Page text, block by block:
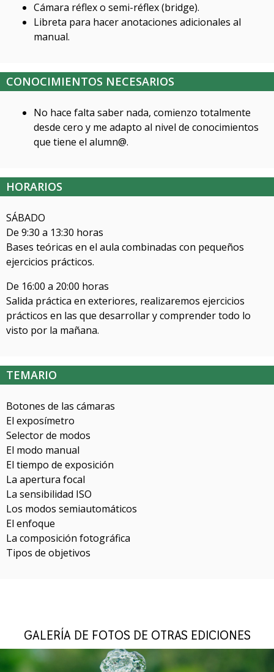
Cámara réflex o semi-réflex (bridge).
Libreta para hacer anotaciones adicionales al
manual.
CONOCIMIENTOS NECESARIOS
No hace falta saber nada, comienzo totalmente
desde cero y me adapto al nivel de conocimientos
que tiene el alumn@.
HORARIOS
SÁBADO
De 9:30 a 13:30 horas
Bases teóricas en el aula combinadas con pequeños
ejercicios prácticos.
De 16:00 a 20:00 horas
Salida práctica en exteriores, realizaremos ejercicios
prácticos en las que desarrollar y comprender todo lo
visto por la mañana.
TEMARIO
Botones de las cámaras
El exposímetro
Selector de modos
El modo manual
El tiempo de exposición
La apertura focal
La sensibilidad ISO
Los modos semiautomáticos
El enfoque
La composición fotográfica
Tipos de objetivos
GALERÍA DE FOTOS DE OTRAS EDICIONES